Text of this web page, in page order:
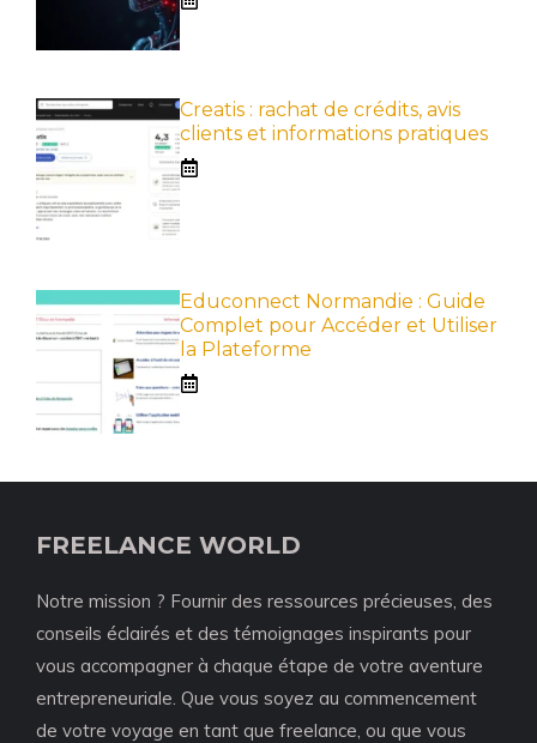
Creatis : rachat de crédits, avis
clients et informations pratiques
Educonnect Normandie : Guide
Complet pour Accéder et Utiliser
la Plateforme
FREELANCE WORLD
Notre mission ? Fournir des ressources précieuses, des
conseils éclairés et des témoignages inspirants pour
vous accompagner à chaque étape de votre aventure
entrepreneuriale. Que vous soyez au commencement
de votre voyage en tant que freelance, ou que vous